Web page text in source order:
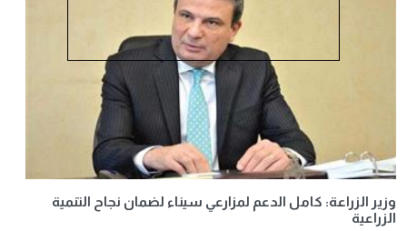
وزير الزراعة: كامل الدعم لمزارعي سيناء لضمان نجاح التنمية
الزراعية